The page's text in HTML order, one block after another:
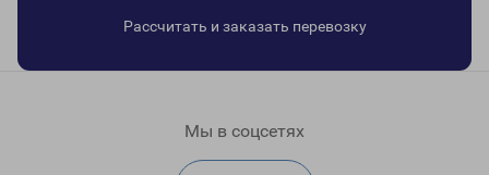
Рассчитать и заказать перевозку
Мы в соцсетях